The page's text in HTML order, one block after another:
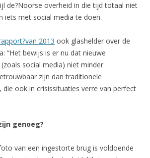
de?Noorse overheid in die tijd totaal niet
iets met social media te doen.
2013 ook glashelder over de
“Het bewijs is er nu dat nieuwe
social media) niet minder
zijn dan traditionele
ook in crisissituaties verre van perfect
genoeg?
van een ingestorte brug is voldoende